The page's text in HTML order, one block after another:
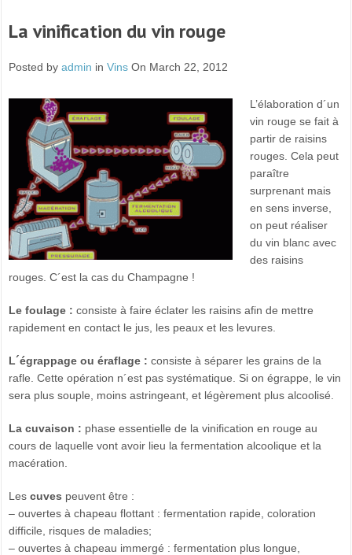
La vinification du vin rouge
Posted byadmin inVins On March 22, 2012
L’élaboration d´un
vin rouge se fait à
partir de raisins
rouges. Cela peut
paraître
surprenant mais
en sens inverse,
on peut réaliser
du vin blanc avec
des raisins
rouges. C´est la cas du Champagne !
Le foulage : consiste à faire éclater les raisins afin de mettre
rapidement en contact le jus, les peaux et les levures.
L´égrappage ou éraflage : consiste à séparer les grains de la
rafle. Cette opération n´est pas systématique. Si on égrappe, le vin
sera plus souple, moins astringeant, et légèrement plus alcoolisé.
La cuvaison : phase essentielle de la vinification en rouge au
cours de laquelle vont avoir lieu la fermentation alcoolique et la
macération.
Lescuves peuvent être :
– ouvertes à chapeau flottant : fermentation rapide, coloration
difficile, risques de maladies;
– ouvertes à chapeau immergé : fermentation plus longue,